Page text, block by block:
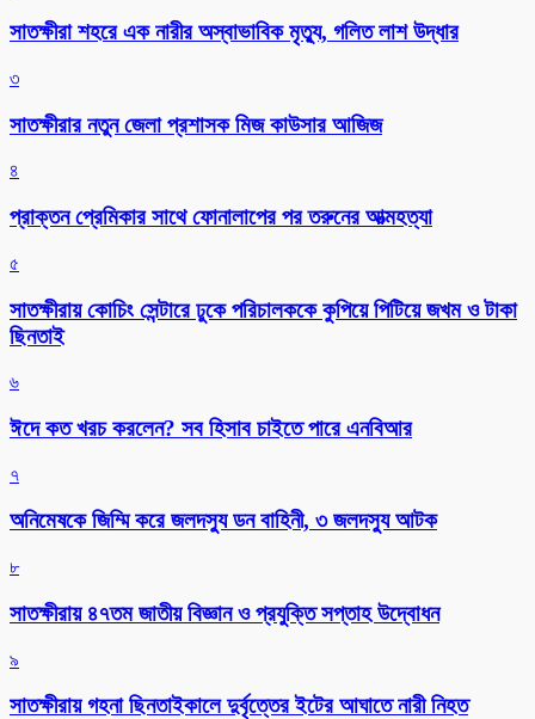
সাতক্ষীরা শহরে এক নারীর অস্বাভাবিক মৃত্যু, গলিত লাশ উদ্ধার
৩
সাতক্ষীরার নতুন জেলা প্রশাসক মিজ কাউসার আজিজ
৪
প্রাক্তন প্রেমিকার সাথে ফোনালাপের পর তরুনের আত্মহত্যা
৫
সাতক্ষীরায় কোচিং সেন্টারে ঢুকে পরিচালককে কুপিয়ে পিটিয়ে জখম ও টাকা
ছিনতাই
৬
ঈদে কত খরচ করলেন? সব হিসাব চাইতে পারে এনবিআর
৭
অনিমেষকে জিম্মি করে জলদস্যু ডন বাহিনী, ৩ জলদস্যু আটক
৮
সাতক্ষীরায় ৪৭তম জাতীয় বিজ্ঞান ও প্রযুক্তি সপ্তাহ উদ্বোধন
৯
সাতক্ষীরায় গহনা ছিনতাইকালে দুর্বৃত্তের ইটের আঘাতে নারী নিহত